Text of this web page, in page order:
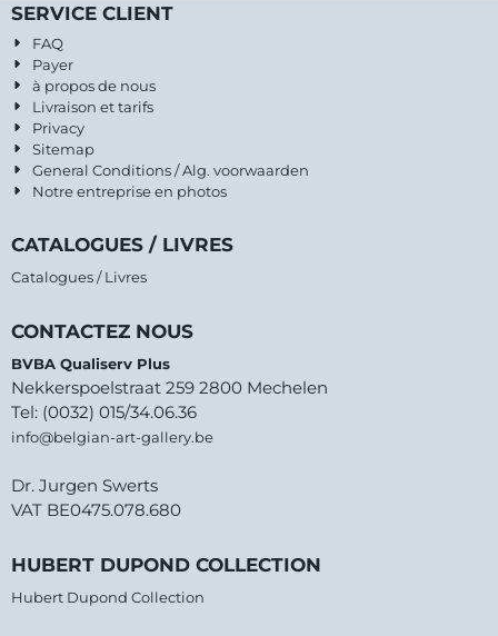
SERVICE CLIENT
FAQ
Payer
à propos de nous
Livraison et tarifs
Privacy
Sitemap
General Conditions / Alg. voorwaarden
Notre entreprise en photos
CATALOGUES / LIVRES
Catalogues / Livres
CONTACTEZ NOUS
BVBA Qualiserv Plus
Nekkerspoelstraat 259 2800 Mechelen
Tel: (0032) 015/34.06.36
info@belgian-art-gallery.be
Dr. Jurgen Swerts
VAT BE0475.078.680
HUBERT DUPOND COLLECTION
Hubert Dupond Collection